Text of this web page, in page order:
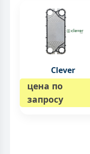
Clever
цена по
запросу